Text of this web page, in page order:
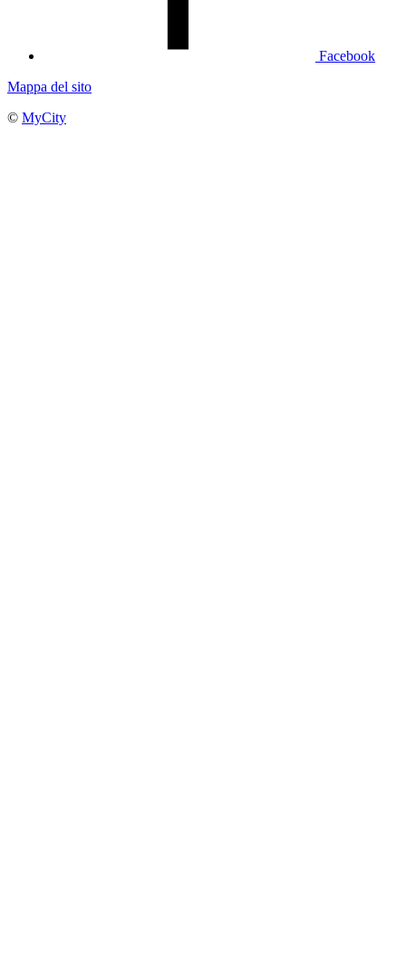
Facebook
Mappa del sito
© MyCity